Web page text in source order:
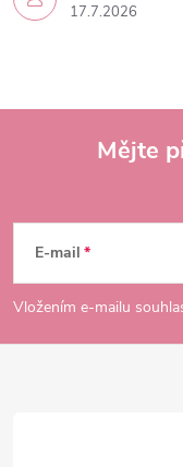
17.7.2026
p
a
Mějte
E-mail
Vložením e-mailu